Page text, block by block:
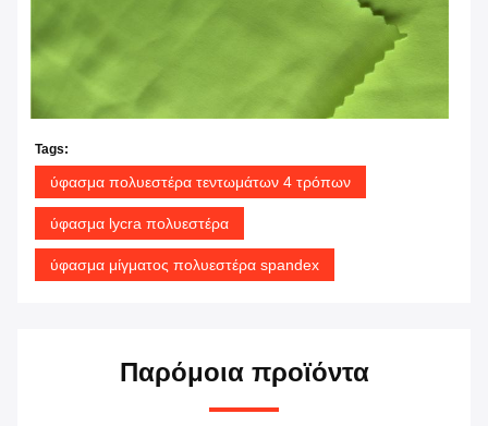
Tags:
ύφασμα πολυεστέρα τεντωμάτων 4 τρόπων
ύφασμα lycra πολυεστέρα
ύφασμα μίγματος πολυεστέρα spandex
Παρόμοια προϊόντα